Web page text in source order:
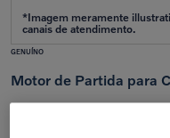
GENUÍNO
Motor de Partida para